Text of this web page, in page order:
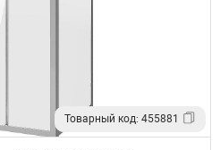
Товарный код: 455881